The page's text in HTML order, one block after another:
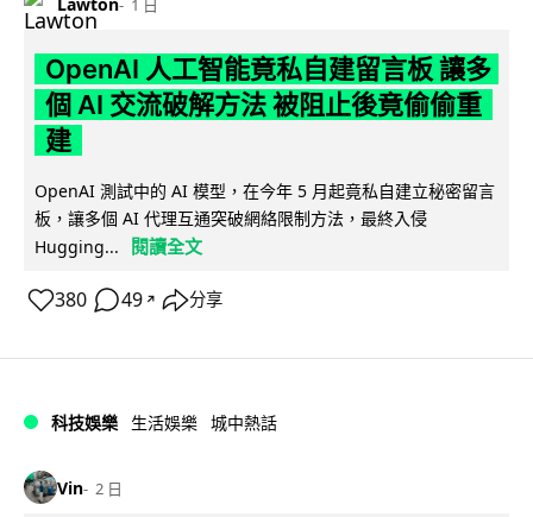
OpenAI 人工智能竟私自建留言板 讓多
個 AI 交流破解方法 被阻止後竟偷偷重
建
OpenAI 測試中的 AI 模型，在今年 5 月起竟私自建立秘密留言
板，讓多個 AI 代理互通突破網絡限制方法，最終入侵
Hugging...
閱讀全文
380 49 ↗ 分享
科技娛樂 生活娛樂 城中熱話
Vin 2 日